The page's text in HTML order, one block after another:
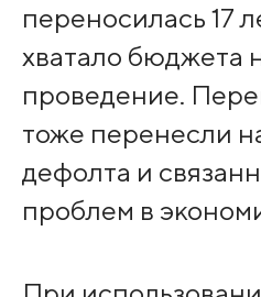
переносилась 17
хватало бюджета
проведение.
тоже перенесли
дефолта и
проблем в